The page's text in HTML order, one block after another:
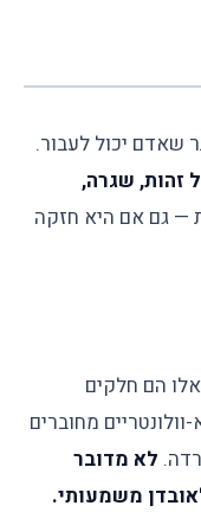
שאדם יכול לעבור.
זהות, שגרה,
— גם אם היא חזקה
הם חלקים
מחוברים
לא מדובר
משמעותי.